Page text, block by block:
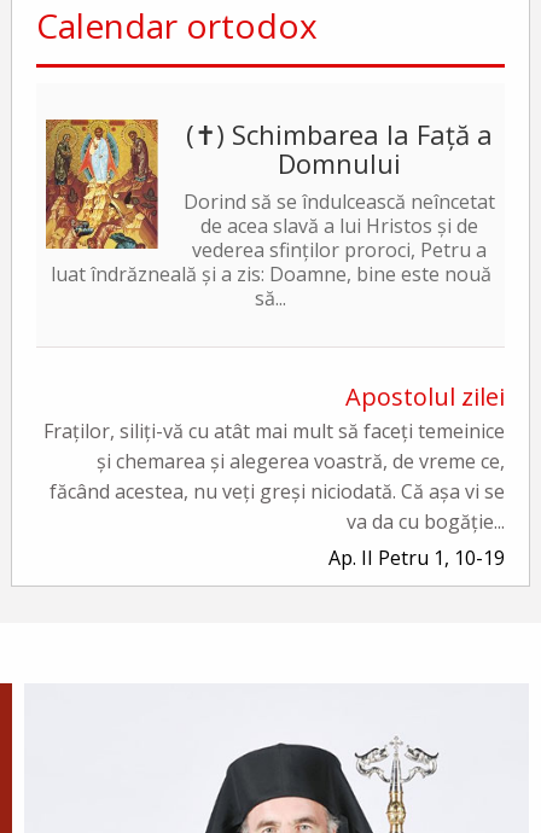
Calendar ortodox
(✝) Schimbarea la Față a
Domnului
Dorind să se îndulcească neîncetat
de acea slavă a lui Hristos și de
vederea sfinților proroci, Petru a
luat îndrăzneală și a zis: Doamne, bine este nouă
să...
Apostolul zilei
Fraților, siliți-vă cu atât mai mult să faceți temeinice
și chemarea și alegerea voastră, de vreme ce,
făcând acestea, nu veți greși niciodată. Că așa vi se
va da cu bogăție...
Ap. II Petru 1, 10-19
Ev. Matei 17, 1-9
doxologia.ro